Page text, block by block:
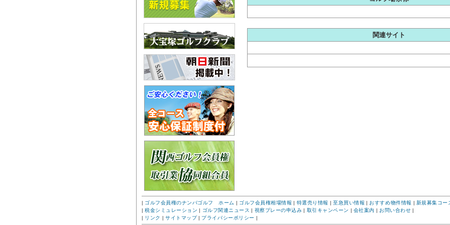
関連サイト
| ゴルフ会員権のナンバゴルフ ホーム | ゴルフ会員権相場情報 | 特選売り情報 |至急買い情報 | おすすめ物件情報 | 新規募集コー
|税金シミュレーション | ゴルフ関連ニュース | 視察プレーの申込み | 取引キャンペーン | 会社案内 | お問い合わせ |
| リンク |サイトマップ| プライバシーポリシー |